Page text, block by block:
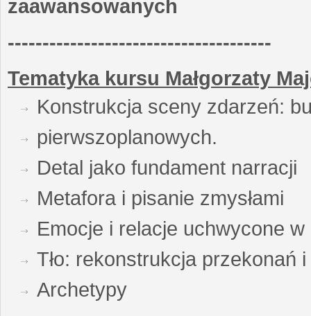
zaawansowanych
--------------------------------------
Tematyka kursu Małgorzaty
Konstrukcja sceny zdarzeń:
pierwszoplanowych.
Detal jako fundament narracji
Metafora i pisanie zmysłami
Emocje i relacje uchwycone
Tło: rekonstrukcja przekonań
Archetypy